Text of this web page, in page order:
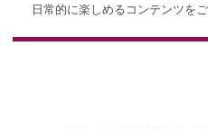
日常的に楽しめるコンテンツを